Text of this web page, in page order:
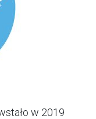
w 2019